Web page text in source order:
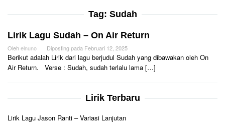
Tag: Sudah
Lirik Lagu Sudah – On Air Return
Olehelnuno Diposting pada Februari 12, 2025
Berikut adalah Lirik dari lagu berjudul Sudah yang dibawakan oleh On
Air Return. Verse : Sudah, sudah terlalu lama […]
Lirik Terbaru
Lirik Lagu Jason Ranti – Variasi Lanjutan